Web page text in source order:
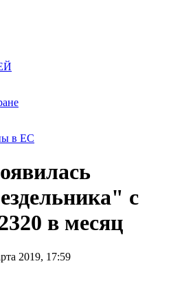
в ЕС
с
в месяц
2019, 17:59